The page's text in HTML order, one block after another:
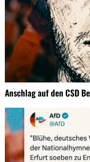
Anschlag auf den CSD